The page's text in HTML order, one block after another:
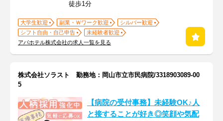
徒歩1分
大学生歓迎 副業・Ｗワーク歓迎
シルバー歓迎
シフト自由・自己申告
未経験者歓迎
アパホテル株式会社の求人一覧を見る
株式会社ソラスト 勤務地：岡山市立市民病院/3318903089-00
5
【病院の受付事務】未経験OK♪人
と接することが好き◎笑顔や気配